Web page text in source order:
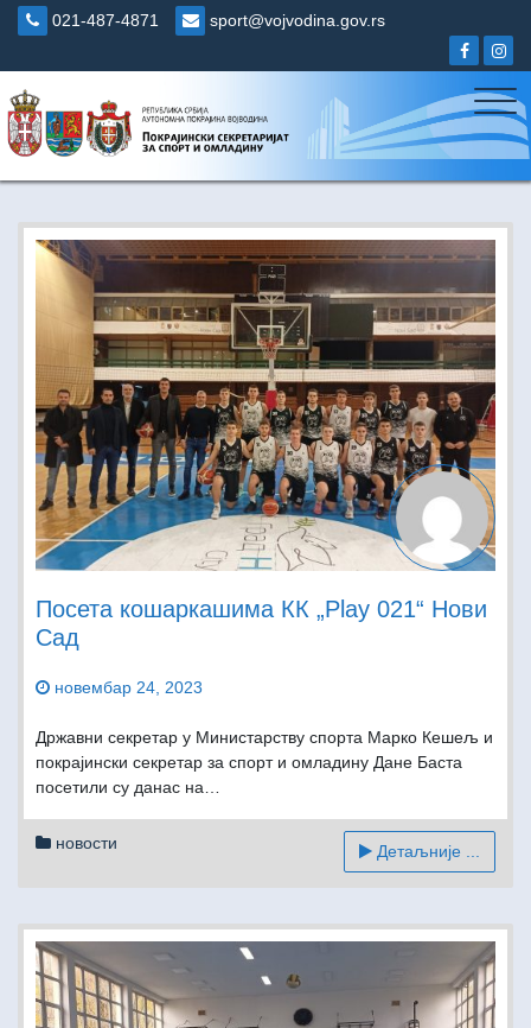
Skip
021-487-4871 sport@vojvodina.gov.rs
Посета кошаркашима КК „Play 021“ Нови
Сад
новембар 24, 2023
Државни секретар у Министарству спорта Марко Кешељ и
покрајински секретар за спорт и омладину Дане Баста
посетили су данас на…
новости Детаљније ...